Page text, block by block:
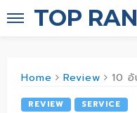
TOP
Home Review 10 อันดับ
REVIEW SERVICE